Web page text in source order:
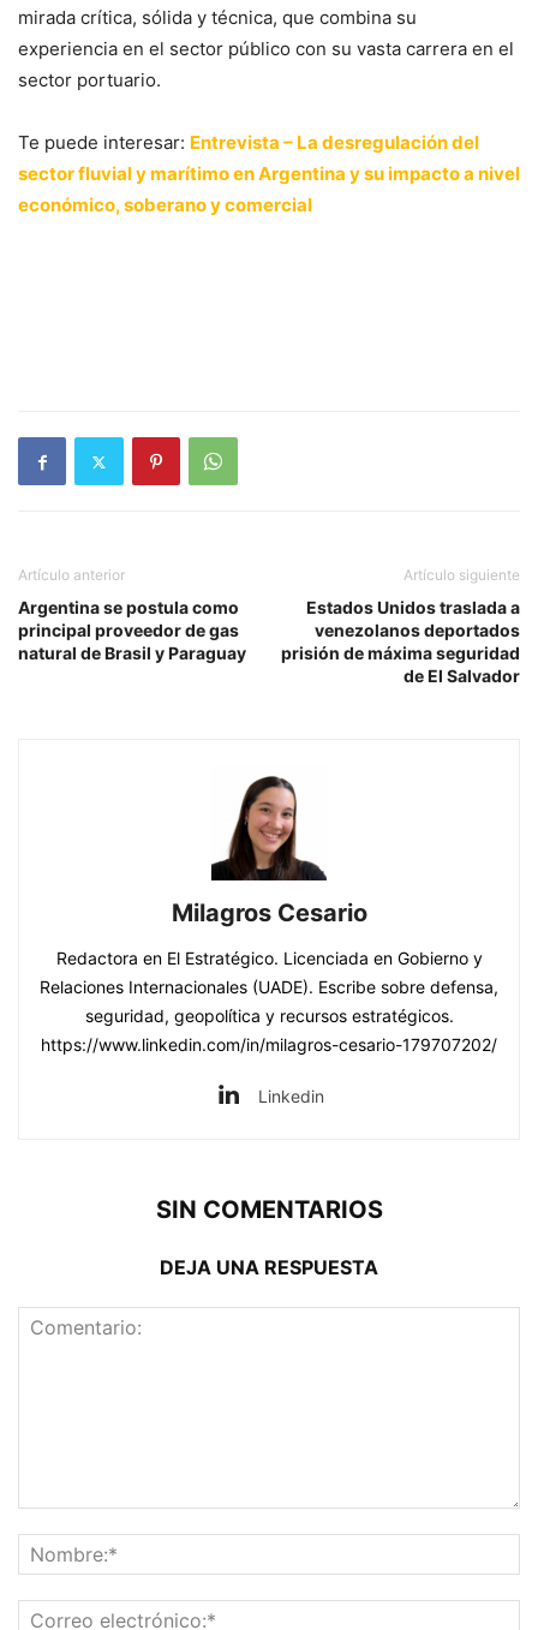
mirada crítica, sólida y técnica, que combina su
experiencia en el sector público con su vasta carrera en el
sector portuario.
Te puede interesar: Entrevista – La desregulación del
sector fluvial y marítimo en Argentina y su impacto a nivel
económico, soberano y comercial
Artículo anterior
Argentina se postula como
principal proveedor de gas
natural de Brasil y Paraguay
Artículo siguiente
Estados Unidos traslada a
venezolanos deportados
prisión de máxima seguridad
de El Salvador
Milagros Cesario
Redactora en El Estratégico. Licenciada en Gobierno y
Relaciones Internacionales (UADE). Escribe sobre defensa,
seguridad, geopolítica y recursos estratégicos.
https://www.linkedin.com/in/milagros-cesario-179707202/
Linkedin
SIN COMENTARIOS
DEJA UNA RESPUESTA